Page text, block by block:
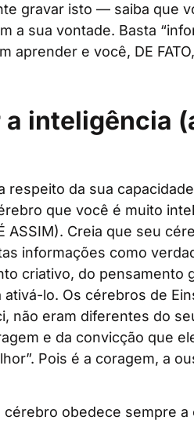
gravar isto — saiba que
a sua vontade. Basta
aprender e você, DE
inteligência
respeito da sua
que você é muito
ASSIM). Creia que seu
informações como
criativo, do pensamento
ativá-lo. Os cérebros de
não eram diferentes do
e da convicção que
Pois é a coragem, a
obedece sempre